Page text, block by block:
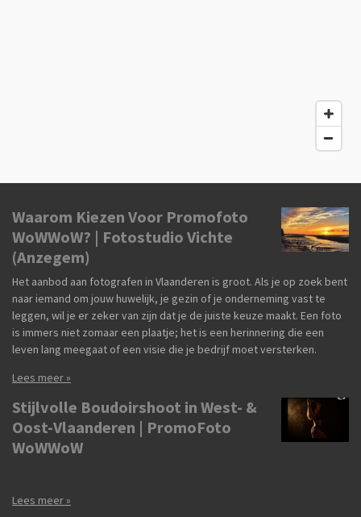
Waarom Kiezen Voor Promofoto
WoWWoW? | Fotostudio Vichte
(Anzegem)
Het aanbod aan fotografen in Vlaanderen is groot. Als je op zoek bent
naar iemand om jouw huwelijk, je gezin of je onderneming vast te
leggen, wil je er zeker van zijn dat je de juiste keuze maakt. Een foto
is immers niet zomaar een plaatje; het is een herinnering die een
leven lang meegaat of een visie die je bedrijf moet versterken.
Lees meer »
Stijlvolle Boudoirshoot in West- &
Oost-Vlaanderen | PromoFoto
WoWWoW
Lees meer »